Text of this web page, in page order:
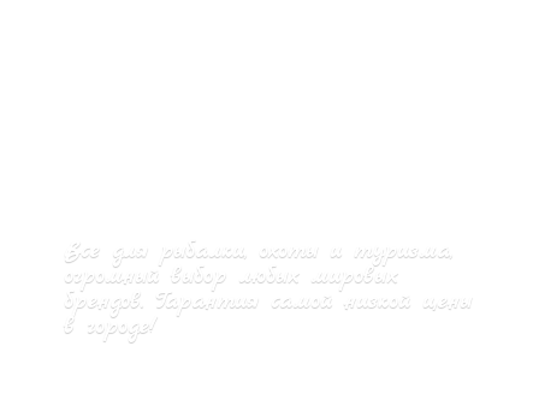
Все для рыбалки, охоты и туризма,
огромный выбор любых мировых
брендов. Гарантия самой низкой цены
в городе!